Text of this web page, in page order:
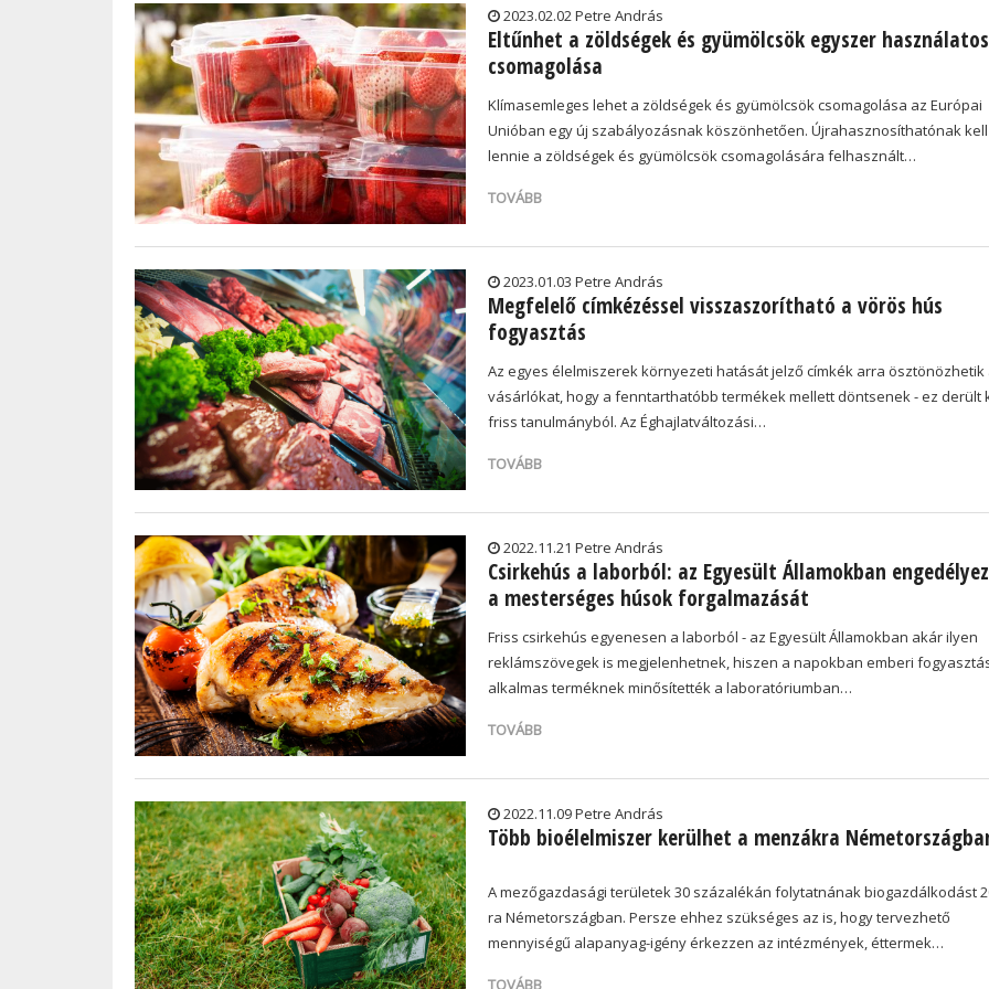
2023.02.02 Petre András
Eltűnhet a zöldségek és gyümölcsök egyszer használatos
csomagolása
Klímasemleges lehet a zöldségek és gyümölcsök csomagolása az Európai
Unióban egy új szabályozásnak köszönhetően. Újrahasznosíthatónak kell
lennie a zöldségek és gyümölcsök csomagolására felhasznált…
TOVÁBB
2023.01.03 Petre András
Megfelelő címkézéssel visszaszorítható a vörös hús
fogyasztás
Az egyes élelmiszerek környezeti hatását jelző címkék arra ösztönözhetik
vásárlókat, hogy a fenntarthatóbb termékek mellett döntsenek - ez derült
friss tanulmányból. Az Éghajlatváltozási…
TOVÁBB
2022.11.21 Petre András
Csirkehús a laborból: az Egyesült Államokban
a mesterséges húsok forgalmazását
Friss csirkehús egyenesen a laborból - az Egyesült Államokban akár ilyen
reklámszövegek is megjelenhetnek, hiszen a napokban emberi
alkalmas terméknek minősítették a laboratóriumban…
TOVÁBB
2022.11.09 Petre András
Több bioélelmiszer kerülhet a menzákra
A mezőgazdasági területek 30 százalékán folytatnának biogazdálkodást
ra Németországban. Persze ehhez szükséges az is, hogy tervezhető
mennyiségű alapanyag-igény érkezzen az intézmények, éttermek…
TOVÁBB